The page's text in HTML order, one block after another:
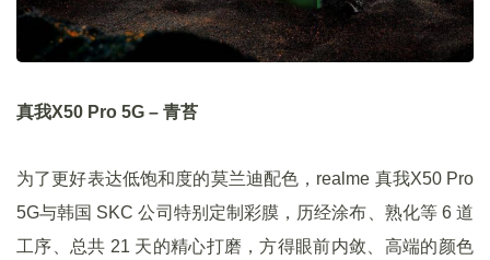
真我X50 Pro 5G – 青苔
为了更好表达低饱和度的莫兰迪配色，realme 真我X50 Pro
5G与韩国 SKC 公司特别定制彩膜，历经涂布、熟化等 6 道
工序、总共 21 天的精心打磨，方得眼前内敛、高端的颜色